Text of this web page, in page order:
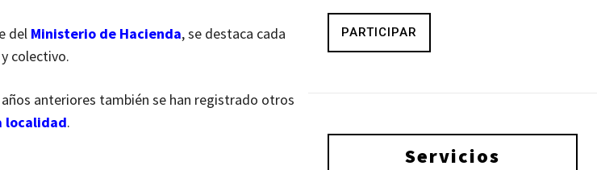
del Ministerio de Hacienda, se destaca cada
colectivo.
anteriores también se han registrado otros
localidad.
PARTICIPAR
Servicios